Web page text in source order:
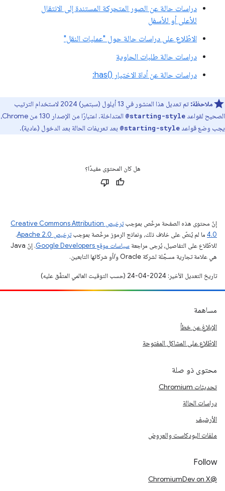
دراسات حالة عن الصور المتحركة المستندة إلى الانتقال
للأعلى أو للأسفل
الاطّلاع على دراسات حالة حول "عمليات النقل"
دراسات حالة طلبات الحاوية
دراسات حالة عن أداة الاختيار ‎:has()‎
ملاحظة:
تم تعديل هذا المنشور في 13 أيلول (سبتمبر) 2024 لاستخدام الترتيب
الصحيح لقواعد @starting-style
المتداخلة. اعتبارًا من الإصدار 130 من Chrome،
يجب وضع قواعد @starting-style بعد تعريفات الحالة بعد الدخول (عادية).
هل كان المحتوى مفيدًا؟
إنّ محتوى هذه الصفحة مرخّص بموجب
ترخيص Creative Commons Attribution
4.0‏ ما لم يُنصّ على خلاف ذلك، ونماذج الرموز مرخّصة بموجبترخيص Apache 2.0‏
.
للاطّلاع على التفاصيل، يُرجى مراجعة سياسات موقع Google Developers‏
. إنّ Java
هي علامة تجارية مسجَّلة لشركة Oracle و/أو شركائها التابعين.
تاريخ التعديل الأخير: 2024-04-24 (حسب التوقيت العالمي المتفَّق عليه)
مساهمة
الإبلاغ عن خطأ
الاطّلاع على المشاكل المفتوحة
محتوى ذو صلة
تحديثات Chromium
دراسات الحالة
الأرشيف
ملفات البودكاست والعروض
Follow
@ChromiumDev on X